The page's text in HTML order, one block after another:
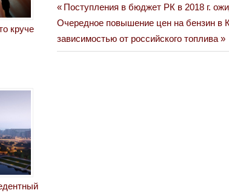
Навигация
по
Previous
Post:
Поступления в бюджет РК в 2018 г.
Next
Post:
Очередное повышение цен на бензин в
зависимостью от российского топлива
круче